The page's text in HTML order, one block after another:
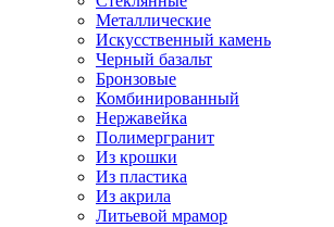
Металлические
Искусственный камень
Черный базальт
Бронзовые
Комбинированный
Нержавейка
Полимергранит
Из крошки
Из пластика
Из акрила
Литьевой мрамор